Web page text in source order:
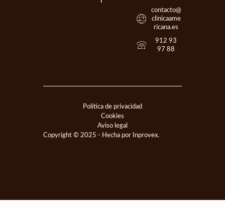
contacto@
clinicaame
ricana.es
912 93
97 88
Copyright © 2025 - Hecha por Inprovex.
Política de privacidad
Cookies
Aviso legal